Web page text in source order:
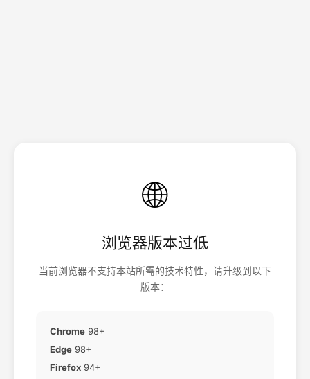
🌐
浏览器版本过低
当前浏览器不支持本站所需的技术特性，请升级到以下
版本：
Chrome 98+
Edge 98+
Firefox 94+